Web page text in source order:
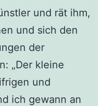
und rät ihm,
und sich den
der
„Der kleine
und
ich gewann an